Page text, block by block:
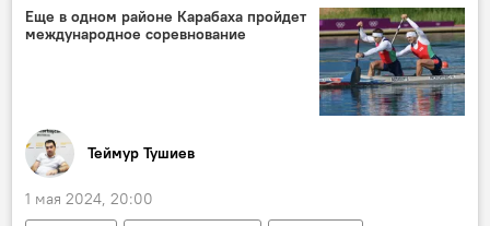
Министерство культуры РФ
Сотрудничество
Музей
Еще в одном районе Карабаха пройдет
международное соревнование
Теймур Тушиев
1 мая 2024, 20:00